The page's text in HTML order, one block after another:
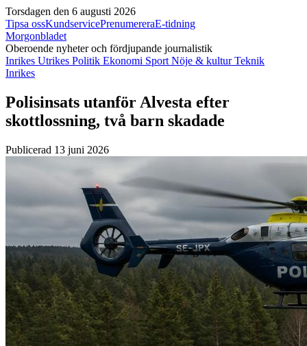
Torsdagen den 6 augusti 2026
Tipsa ossKundservicePrenumereraE-tidning
Morgonbladet
Oberoende nyheter och fördjupande journalistik
Inrikes Utrikes Politik Ekonomi Sport Nöje & kulturTeknik
Inrikes
Polisinsats utanför Alvesta efter
skottlossning, två barn skadade
Publicerad 13 juni 2026